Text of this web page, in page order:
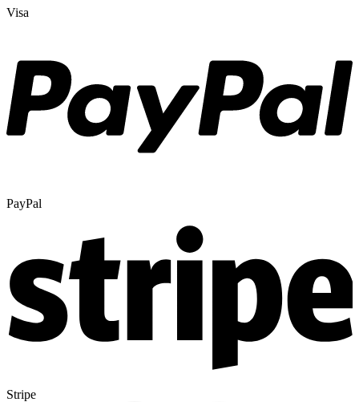
Visa
PayPal
Stripe